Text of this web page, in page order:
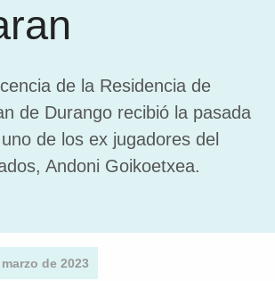
de la Residencia de
de Durango recibió la pasada
de los ex jugadores del
Andoni Goikoetxea.
de 2023